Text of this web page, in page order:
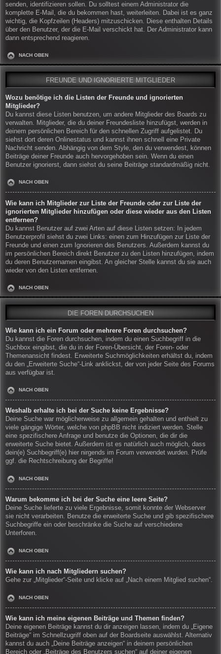
senden, identifizieren sollen. Du solltest einem Administrator die
komplette E-Mail, die du bekommen hast, weiterleiten. Dabei ist es ganz
wichtig, die Kopfzeilen (Headers) mitzuschicken. Diese enthalten Details
über den Benutzer, der die E-Mail verschickt hat. Der Administrator kann
dann entsprechend reagieren.
NACH OBEN
FREUNDE UND IGNORIERTE MITGLIEDER
Wozu benötige ich die Listen der Freunde und ignorierten
Mitglieder?
Du kannst diese Listen benutzen, um andere Mitglieder des Boards zu
verwalten. Mitglieder, die du deiner Freundesliste hinzufügst, werden in
deinem persönlichen Bereich für den schnellen Zugriff aufgelistet. Du
siehst dort deren Onlinestatus und kannst ihnen schnell eine Private
Nachricht senden. Abhängig von dem Style, den du verwendest, können
Beiträge deiner Freunde auch hervorgehoben sein. Wenn du einen
Benutzer ignorierst, dann siehst du seine Beiträge standardmäßig nicht.
NACH OBEN
Wie kann ich Mitglieder zur Liste der Freunde oder zur Liste der
ignorierten Mitglieder hinzufügen oder diese wieder aus den Listen
entfernen?
Du kannst Benutzer auf zwei Arten auf diese Listen setzen: In jedem
Benutzerprofil siehst du zwei Links: einen zum Hinzufügen zur Liste der
Freunde und einen zum Ignorieren des Benutzers. Außerdem kannst du
im persönlichen Bereich direkt Benutzer zu den Listen hinzufügen, indem
du deren Benutzernamen eingibst. An gleicher Stelle kannst du sie auch
wieder von den Listen entfernen.
NACH OBEN
DIE FOREN DURCHSUCHEN
Wie kann ich ein Forum oder mehrere Foren durchsuchen?
Du kannst die Foren durchsuchen, indem du einen Suchbegriff in die
Suchbox eingibst, die du in der Foren-Übersicht, der Foren- oder
Themenansicht findest. Erweiterte Suchmöglichkeiten erhältst du, indem
du den „Erweiterte Suche“-Link anklickst, der von jeder Seite des Forums
aus verfügbar ist.
NACH OBEN
Weshalb erhalte ich bei der Suche keine Ergebnisse?
Deine Suche war möglicherweise zu allgemein gehalten und enthielt zu
viele gängige Wörter, welche von phpBB nicht indiziert werden. Stelle
eine spezifischere Anfrage und benutze die Optionen, die dir die
erweiterte Suche bietet. Außerdem ist es natürlich auch möglich, dass
dein(e) Suchbegriff(e) hier nirgends im Forum verwendet wurden. Prüfe
ggf. die Rechtschreibung der Begriffe!
NACH OBEN
Warum bekomme ich bei der Suche eine leere Seite?
Deine Suche lieferte zu viele Ergebnisse, somit konnte der Webserver
sie nicht verarbeiten. Benutze die erweiterte Suche und gib spezifischere
Suchbegriffe ein oder beschränke die Suche auf verschiedene
Unterforen.
NACH OBEN
Wie kann ich nach Mitgliedern suchen?
Gehe zur „Mitglieder“-Seite und klicke auf „Nach einem Mitglied suchen“.
NACH OBEN
Wie kann ich meine eigenen Beiträge und Themen finden?
Deine eigenen Beiträge kannst du dir anzeigen lassen, indem du „Eigene
Beiträge“ im Schnellzugriff oben auf der Boardseite auswählst. Alternativ
kannst du auch „Deine Beiträge anzeigen“ in deinem persönlichen
Bereich oder „Beiträge des Benutzers suchen“ auf deiner eigenen